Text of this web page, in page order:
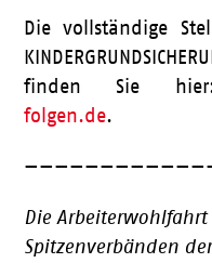
Die vollständige
finden Sie
folgen.de.
Die
Spitzenverbänden